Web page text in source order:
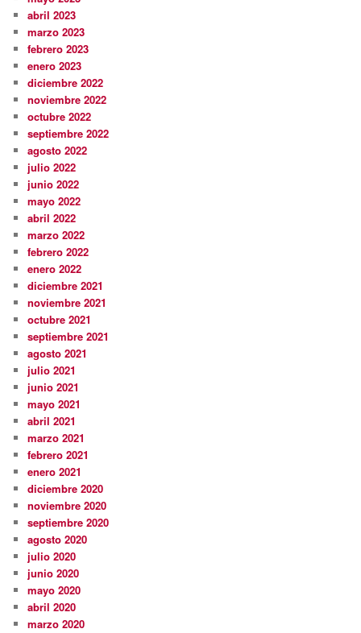
abril 2023
marzo 2023
febrero 2023
enero 2023
diciembre 2022
noviembre 2022
octubre 2022
septiembre 2022
agosto 2022
julio 2022
junio 2022
mayo 2022
abril 2022
marzo 2022
febrero 2022
enero 2022
diciembre 2021
noviembre 2021
octubre 2021
septiembre 2021
agosto 2021
julio 2021
junio 2021
mayo 2021
abril 2021
marzo 2021
febrero 2021
enero 2021
diciembre 2020
noviembre 2020
septiembre 2020
agosto 2020
julio 2020
junio 2020
mayo 2020
abril 2020
marzo 2020